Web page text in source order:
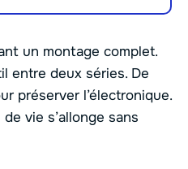
un montage complet.
entre deux séries. De
préserver l’électronique.
vie s’allonge sans